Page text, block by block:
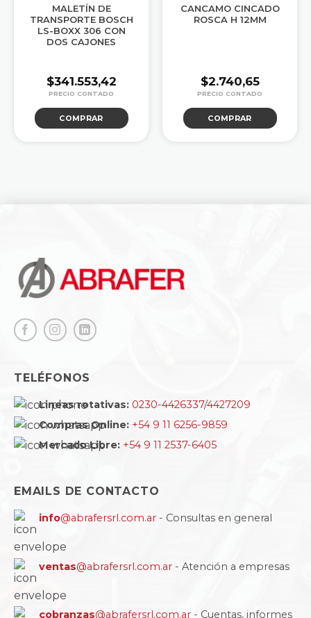
MALETÍN DE
TRANSPORTE BOSCH
LS-BOXX 306 CON
DOS CAJONES
$341.553,42
COMPRAR
CANCAMO CINCADO
ROSCA H 12MM
$2.740,65
COMPRAR
TELÉFONOS
Lineas rotativas: 0230-4426337/4427209
Compras Online: +54 9 11 6256-9859
Mercado Libre: +54 9 11 2537-6405
EMAILS DE CONTACTO
info@abrafersrl.com.ar - Consultas en general
ventas@abrafersrl.com.ar - Atención a empresas
cobranzas@abrafersrl.com.ar - Cuentas, informes